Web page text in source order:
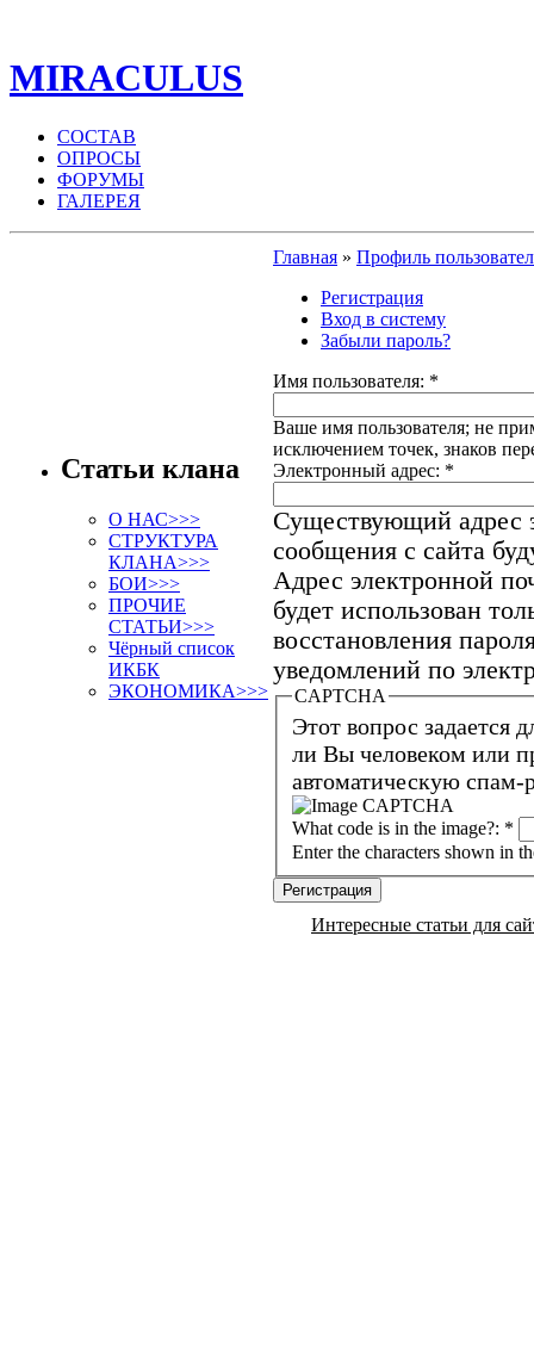
MIRACULUS
СОСТАВ
ОПРОСЫ
ФОРУМЫ
ГАЛЕРЕЯ
Статьи клана
О НАС>>>
СТРУКТУРА
КЛАНА>>>
БОИ>>>
ПРОЧИЕ
СТАТЬИ>>>
Чёрный список
ИКБК
ЭКОНОМИКА>>>
Главная » Профиль
Регистрация
Вход в систему
Забыли пароль?
Имя пользователя: *
Ваше имя пользователя; не
исключением точек, знаков
Электронный адрес: *
Существующий адрес
сообщения с сайта
Адрес электронной
будет использован
восстановления
уведомлений по
CAPTCHA
Этот вопрос задается
ли Вы человеком или представляете из себя
автоматическую спам-
What code is in the image?: *
Enter the characters shown in
Интересные статьи для